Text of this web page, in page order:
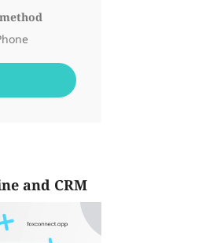
and CRM